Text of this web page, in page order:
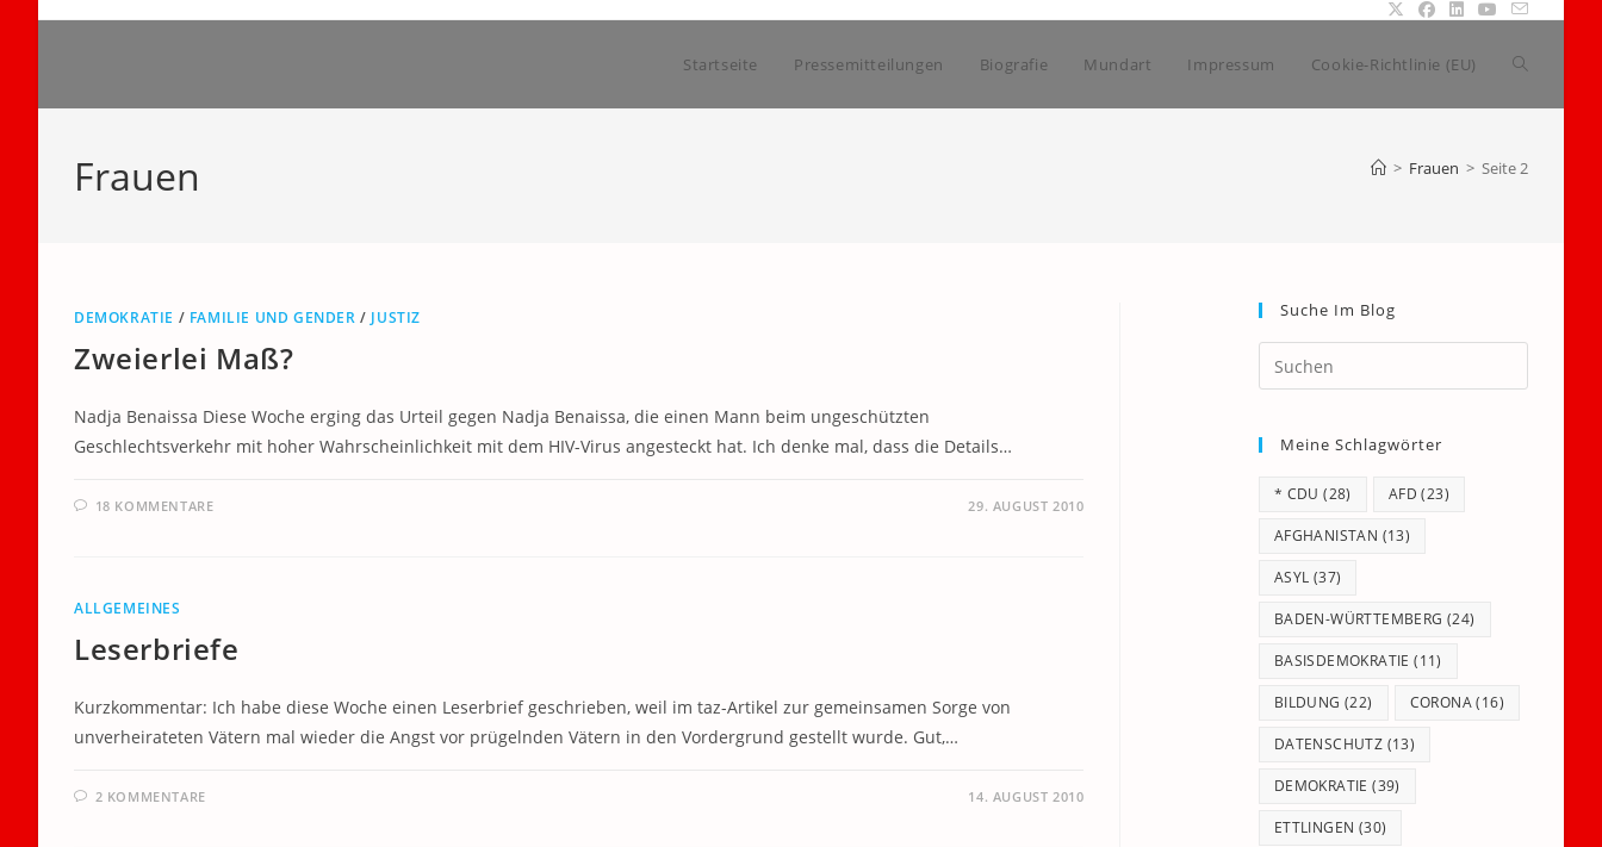
Startseite Pressemitteilungen Biografie Mundart Impressum Cookie-Richtlinie (EU) Website-
Frauen > Frauen > Seite 2
DEMOKRATIE / FAMILIE UND GENDER / JUSTIZ
Zweierlei Maß?
Nadja Benaissa Diese Woche erging das Urteil gegen Nadja Benaissa, die einen Mann beim ungeschützten
Geschlechtsverkehr mit hoher Wahrscheinlichkeit mit dem HIV-Virus angesteckt hat. Ich denke mal, dass die Details…
18 KOMMENTARE 29. AUGUST 2010
ALLGEMEINES
Leserbriefe
Kurzkommentar: Ich habe diese Woche einen Leserbrief geschrieben, weil im taz-Artikel zur gemeinsamen Sorge von
unverheirateten Vätern mal wieder die Angst vor prügelnden Vätern in den Vordergrund gestellt wurde. Gut,…
2 KOMMENTARE 14. AUGUST 2010
Suche Im Blog
Escape
Meine Schlagwörter
* CDU (28) AFD (23)
AFGHANISTAN (13)
ASYL (37)
BADEN-WÜRTTEMBERG (24)
BASISDEMOKRATIE (11)
BILDUNG (22) CORONA(16)
DATENSCHUTZ (13)
DEMOKRATIE (39)
ETTLINGEN (30)